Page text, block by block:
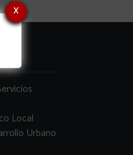
x
Local
Urbano